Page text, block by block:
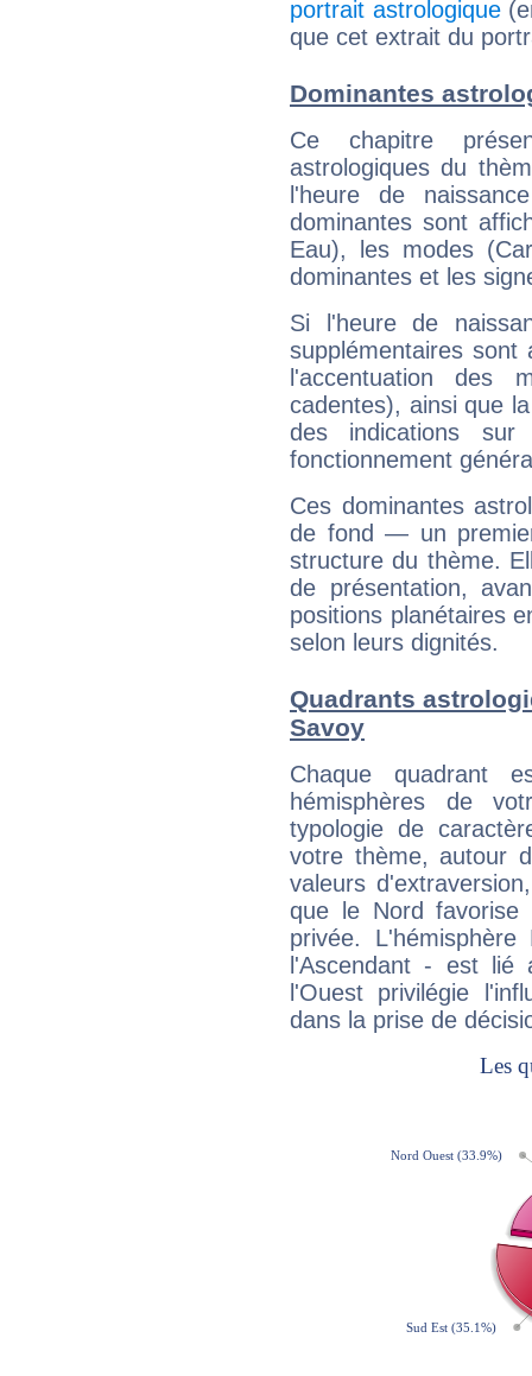
portrait astrologique
que cet extrait du
Dominantes
Ce chapitre
astrologiques du
l'heure de
dominantes sont
Eau), les modes
dominantes et les
Si l'heure de
supplémentaires sont
l'accentuation des
cadentes), ainsi que
des indications sur
fonctionnement
Ces dominantes
de fond — un
structure du thème.
de présentation,
positions planétaires
selon leurs dignités.
Quadrants
Savoy
Chaque quadrant
hémisphères de
typologie de
votre thème, autour
valeurs
que le Nord favorise
privée.
l'Ascendant - est
l'Ouest privilégie
dans la prise de